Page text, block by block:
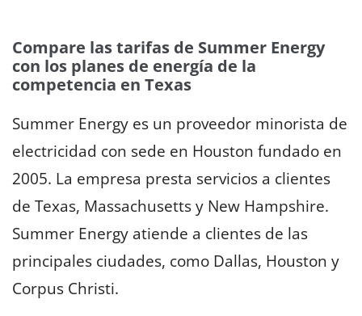
Compare las tarifas de Summer Energy
con los planes de energía de la
competencia en Texas
Summer Energy es un proveedor minorista de
electricidad con sede en Houston fundado en
2005. La empresa presta servicios a clientes
de Texas, Massachusetts y New Hampshire.
Summer Energy atiende a clientes de las
principales ciudades, como Dallas, Houston y
Corpus Christi.